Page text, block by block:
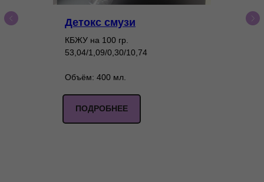
Детокс смузи
КБЖУ на 100 гр.
53,04/1,09/0,30/10,74
Объём: 400 мл.
ПОДРОБНЕЕ